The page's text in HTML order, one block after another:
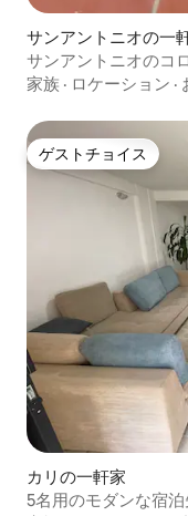
サンアントニオの一
サンアントニオのコ
家族 · ロケーション ·
ゲストチョイス
ゲストチョイス
カリの一軒家
5名用のモダンな宿